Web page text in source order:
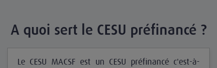
A quoi sert le CESU préfinancé ?
Le CESU MACSF est un CESU préfinancé c'est-à-